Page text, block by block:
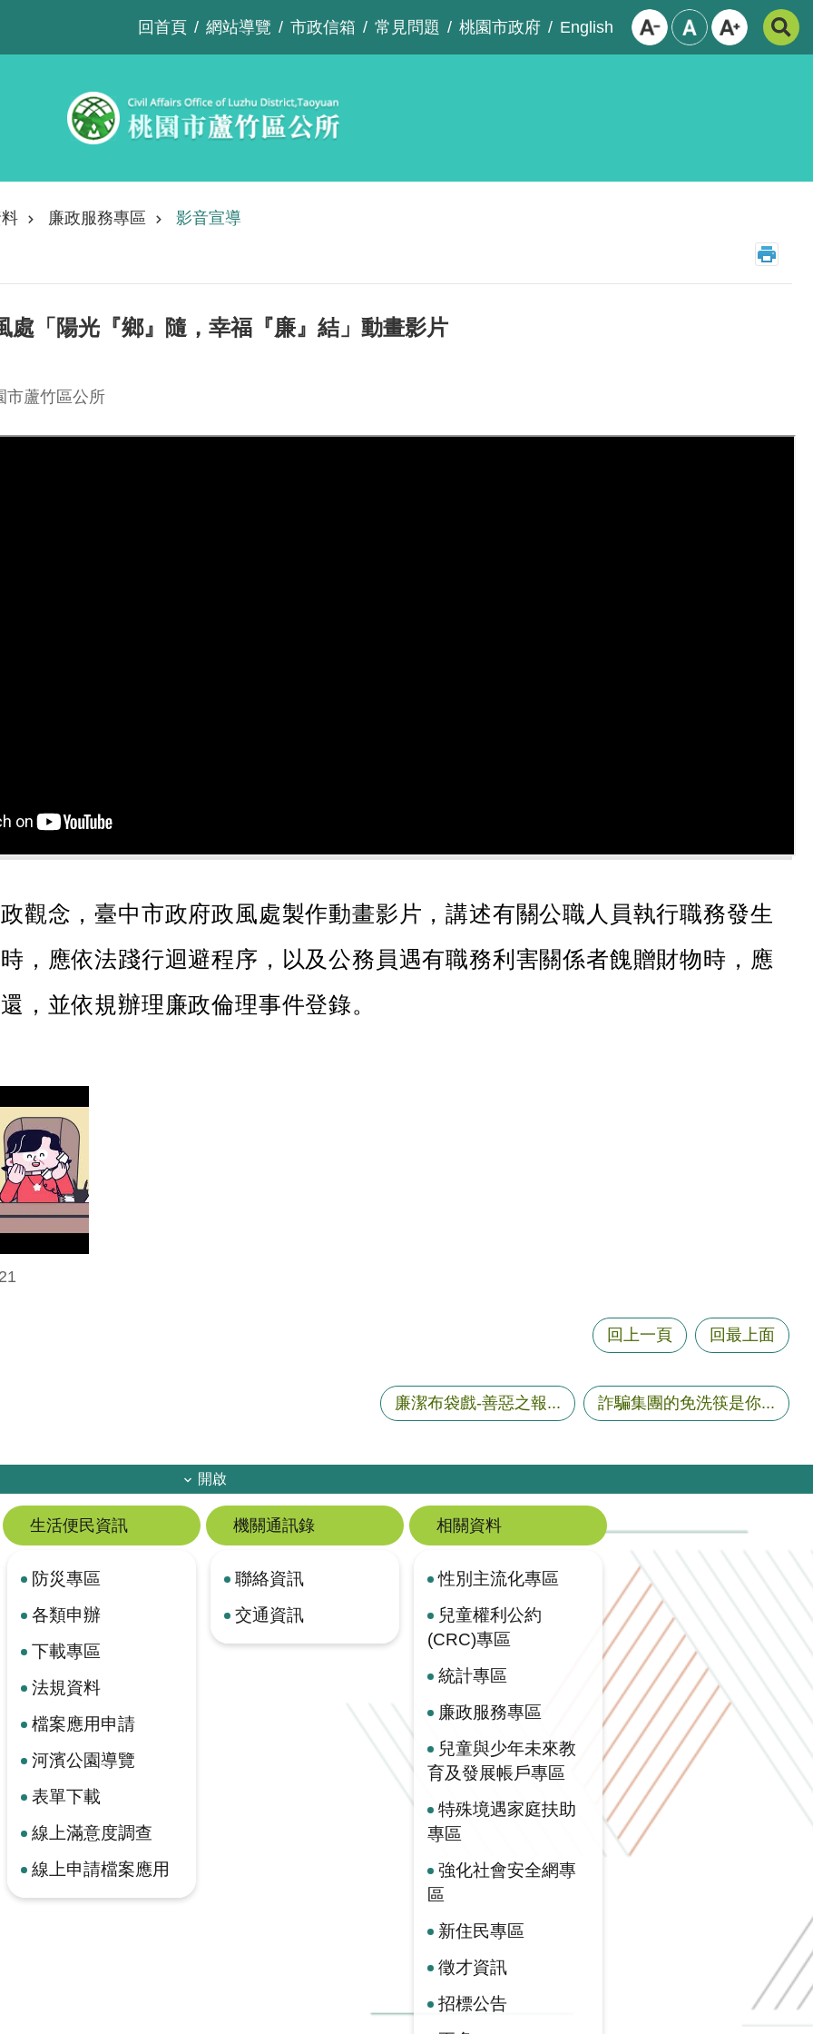
回首頁 網站導覽 市政信箱 常見問題 桃園市政府 English
廉政服務專區 影音宣導
處「陽光『鄉』隨，幸福『廉』結」動畫影片
市蘆竹區公所
觀念，臺中市政府政風處製作動畫影片，講述有關公職人員執行職務發生
，應依法踐行迴避程序，以及公務員遇有職務利害關係者餽贈財物時，應
，並依規辦理廉政倫理事件登錄。
回上一頁 回最上面
廉潔布袋戲-善惡之報... 詐騙集團的免洗筷是你...
開啟
生活便民資訊
防災專區
各類申辦
下載專區
法規資料
檔案應用申請
河濱公園導覽
表單下載
線上滿意度調查
線上申請檔案應用
機關通訊錄
聯絡資訊
交通資訊
相關資料
性別主流化專區
兒童權利公約
(CRC)專區
統計專區
廉政服務專區
兒童與少年未來教
育及發展帳戶專區
特殊境遇家庭扶助
專區
強化社會安全網專
區
新住民專區
徵才資訊
招標公告